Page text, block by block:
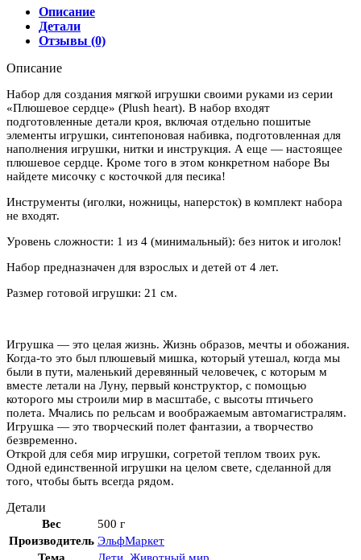
Описание
Детали
Отзывы (0)
Описание
Набор для создания мягкой игрушки своими руками из серии
«Плюшевое сердце» (Plush heart). В набор входят
подготовленные детали кроя, включая отдельно пошитые
элементы игрушки, синтепоновая набивка, подготовленная для
наполнения игрушки, нитки и инструкция. А еще — настоящее
плюшевое сердце. Кроме того в этом конкретном наборе Вы
найдете мисочку с косточкой для песика!
Инструменты (иголки, ножницы, наперсток) в комплект набора
не входят.
Уровень сложности: 1 из 4 (минимальный): без ниток и иголок!
Набор предназначен для взрослых и детей от 4 лет.
Размер готовой игрушки: 21 см.
Игрушка — это целая жизнь. Жизнь образов, мечты и обожания.
Когда-то это был плюшевый мишка, который утешал, когда мы
были в пути, маленький деревянный человечек, с которым м
вместе летали на Луну, первый конструктор, с помощью
которого мы строили мир в масштабе, с высоты птичьего
полета. Мчались по рельсам и воображаемым автомагистралям.
Игрушка — это творческий полет фантазии, а творчество
безвременно.
Открой для себя мир игрушки, согретой теплом твоих рук.
Одной единственной игрушки на целом свете, сделанной для
того, чтобы быть всегда рядом.
Детали
Вес
500 г
Производитель ЭльфМаркет
Тема
Дети Животный мир